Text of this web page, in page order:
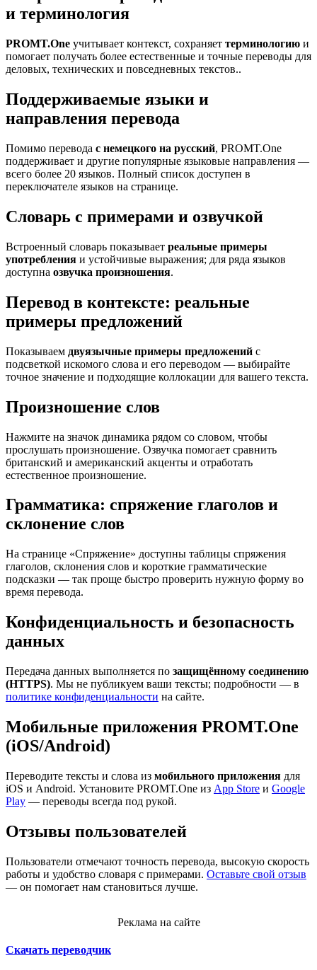
и терминология
PROMT.One учитывает контекст, сохраняет терминологию и
помогает получать более естественные и точные переводы для
деловых, технических и повседневных текстов..
Поддерживаемые языки и
направления перевода
Помимо перевода с немецкого на русский, PROMT.One
поддерживает и другие популярные языковые направления —
всего более 20 языков. Полный список доступен в
переключателе языков на странице.
Словарь с примерами и озвучкой
Встроенный словарь показывает реальные примеры
употребления и устойчивые выражения; для ряда языков
доступна озвучка произношения.
Перевод в контексте: реальные
примеры предложений
Показываем двуязычные примеры предложений с
подсветкой искомого слова и его переводом — выбирайте
точное значение и подходящие коллокации для вашего текста.
Произношение слов
Нажмите на значок динамика рядом со словом, чтобы
прослушать произношение. Озвучка помогает сравнить
британский и американский акценты и отработать
естественное произношение.
Грамматика: спряжение глаголов и
склонение слов
На странице «Спряжение» доступны таблицы спряжения
глаголов, склонения слов и короткие грамматические
подсказки — так проще быстро проверить нужную форму во
время перевода.
Конфиденциальность и безопасность
данных
Передача данных выполняется по защищённому соединению
(HTTPS). Мы не публикуем ваши тексты; подробности — в
политике конфиденциальности на сайте.
Мобильные приложения PROMT.One
(iOS/Android)
Переводите тексты и слова из мобильного приложения для
iOS и Android. Установите PROMT.One из App Store и Google
Play — переводы всегда под рукой.
Отзывы пользователей
Пользователи отмечают точность перевода, высокую скорость
работы и удобство словаря с примерами. Оставьте свой отзыв
— он помогает нам становиться лучше.
Реклама на сайте
Скачать переводчик